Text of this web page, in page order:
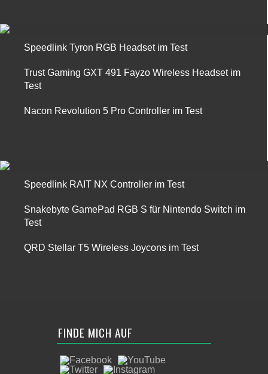
Speedlink Tyron RGB Headset im Test
Trust Gaming GXT 491 Fayzo Wireless Headset im
Test
Nacon Revolution 5 Pro Controller im Test
Speedlink RAIT NX Controller im Test
Snakebyte GamePad RGB S für Nintendo Switch im
Test
QRD Stellar T5 Wireless Joycons im Test
FINDE MICH AUF